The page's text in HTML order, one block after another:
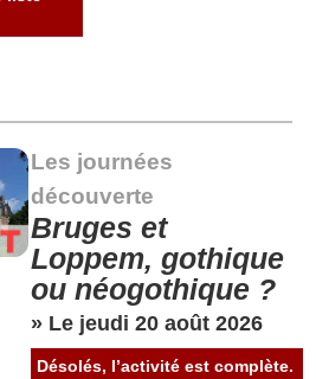
Les journées
découverte
Bruges et
Loppem, gothique
ou néogothique ?
» Le jeudi 20 août 2026
Désolés, l’activité est complète.